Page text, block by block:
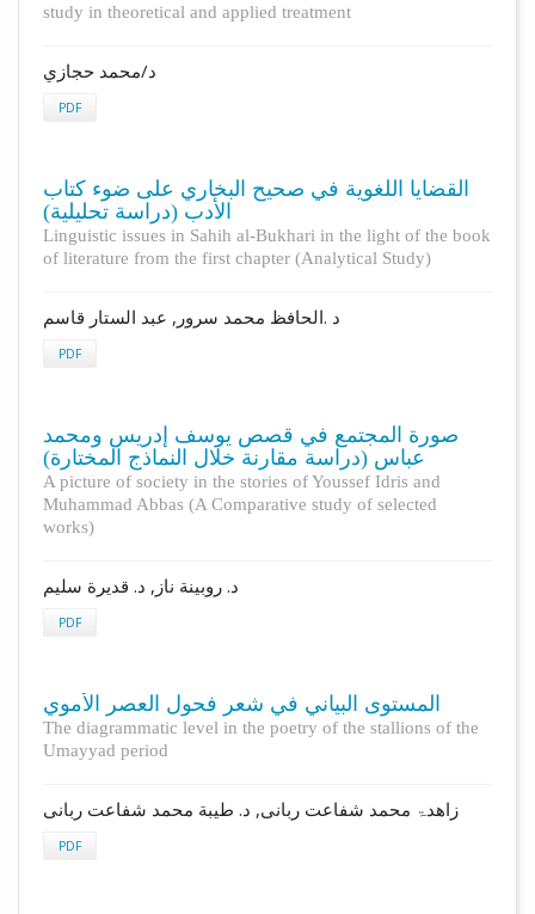
study in theoretical and applied treatment
د/محمد حجازي
PDF
القضايا اللغوية في صحيح البخاري على ضوء كتاب
الأدب (دراسة تحليلية)
Linguistic issues in Sahih al-Bukhari in the light of the book
of literature from the first chapter (Analytical Study)
د .الحافظ محمد سرور, عبد الستار قاسم
PDF
صورة المجتمع في قصص يوسف إدريس ومحمد
عباس (دراسة مقارنة خلال النماذج المختارة)
A picture of society in the stories of Youssef Idris and
Muhammad Abbas (A Comparative study of selected
works)
د. روبينة ناز, د. قديرة سليم
PDF
المستوى البياني في شعر فحول العصر الأموي
The diagrammatic level in the poetry of the stallions of the
Umayyad period
زاهدۃ محمد شفاعت ربانی, د. طیبة محمد شفاعت ربانی
PDF